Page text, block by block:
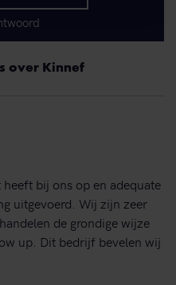
over Kinnef
bij ons op en adequate
uitgevoerd. Wij zijn zeer
de grondige wijze
up. Dit bedrijf bevelen wij